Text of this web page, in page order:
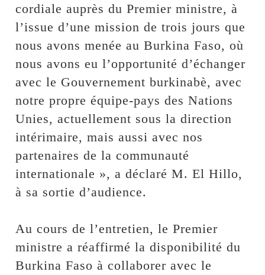
cordiale auprès du Premier ministre, à
l’issue d’une mission de trois jours que
nous avons menée au Burkina Faso, où
nous avons eu l’opportunité d’échanger
avec le Gouvernement burkinabè, avec
notre propre équipe-pays des Nations
Unies, actuellement sous la direction
intérimaire, mais aussi avec nos
partenaires de la communauté
internationale », a déclaré M. El Hillo,
à sa sortie d’audience.
‎Au cours de l’entretien, le Premier
ministre a réaffirmé la disponibilité du
Burkina Faso à collaborer avec le